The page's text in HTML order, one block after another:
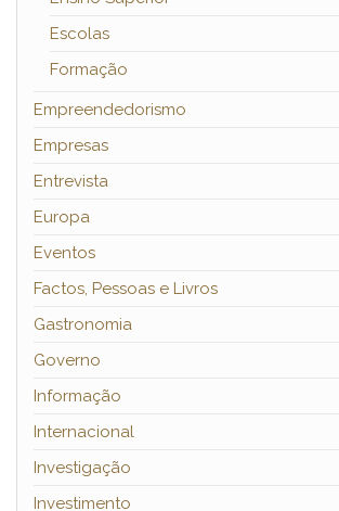
Escolas
Formação
Empreendedorismo
Empresas
Entrevista
Europa
Eventos
Factos, Pessoas e Livros
Gastronomia
Governo
Informação
Internacional
Investigação
Investimento